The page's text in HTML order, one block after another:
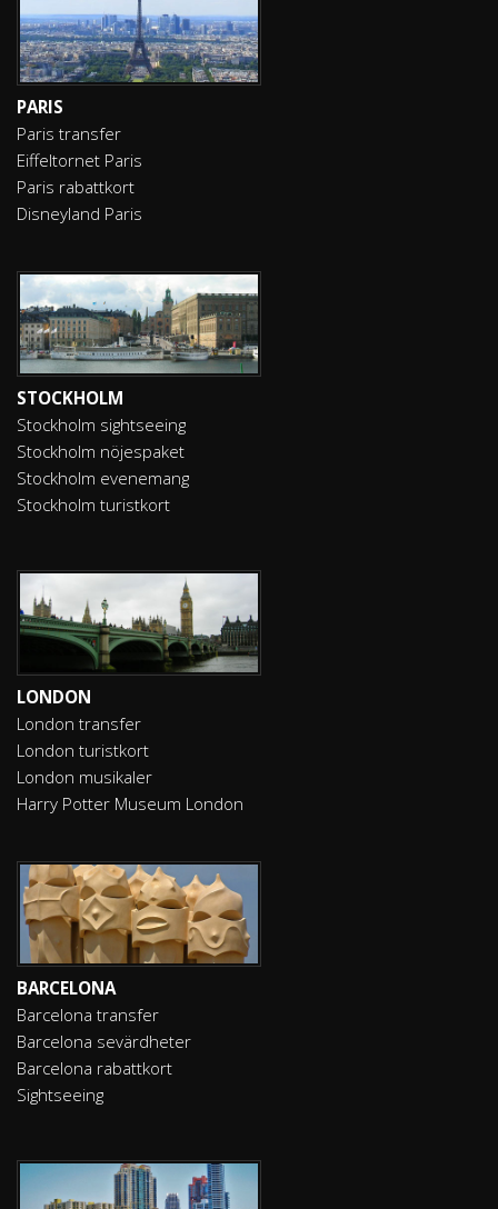
PARIS
Paris transfer
Eiffeltornet Paris
Paris rabattkort
Disneyland Paris
STOCKHOLM
Stockholm sightseeing
Stockholm nöjespaket
Stockholm evenemang
Stockholm turistkort
LONDON
London transfer
London turistkort
London musikaler
Harry Potter Museum London
BARCELONA
Barcelona transfer
Barcelona sevärdheter
Barcelona rabattkort
Sightseeing